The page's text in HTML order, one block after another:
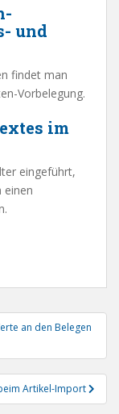
und
findet man
Vorbelegung.
im
eingeführt,
einen
an den Belegen
Artikel-Import